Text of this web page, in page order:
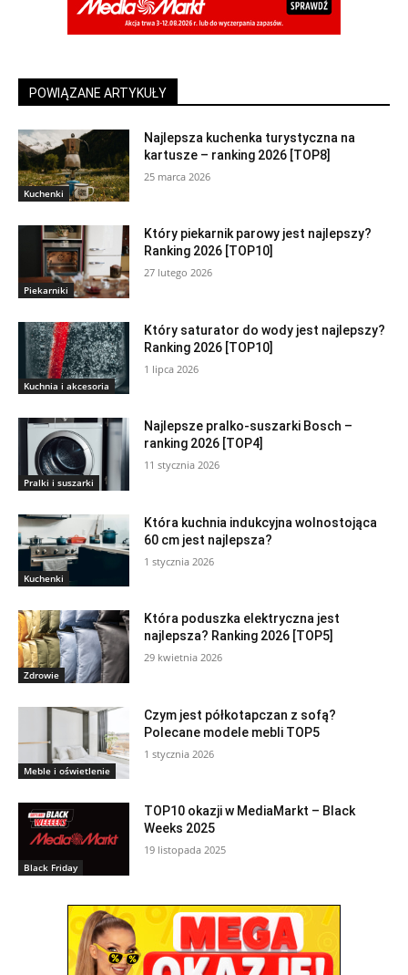
POWIĄZANE ARTYKUŁY
Kuchenki
Najlepsza kuchenka turystyczna na
kartusze – ranking 2026 [TOP8]
25 marca 2026
Piekarniki
Który piekarnik parowy jest najlepszy?
Ranking 2026 [TOP10]
27 lutego 2026
Kuchnia i akcesoria
Który saturator do wody jest najlepszy?
Ranking 2026 [TOP10]
1 lipca 2026
Pralki i suszarki
Najlepsze pralko-suszarki Bosch –
ranking 2026 [TOP4]
11 stycznia 2026
Kuchenki
Która kuchnia indukcyjna wolnostojąca
60 cm jest najlepsza?
1 stycznia 2026
Zdrowie
Która poduszka elektryczna jest
najlepsza? Ranking 2026 [TOP5]
29 kwietnia 2026
Meble i oświetlenie
Czym jest półkotapczan z sofą?
Polecane modele mebli TOP5
1 stycznia 2026
Black Friday
TOP10 okazji w MediaMarkt – Black
Weeks 2025
19 listopada 2025